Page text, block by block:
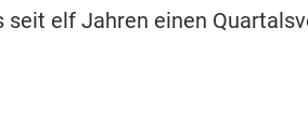
elf Jahren einen